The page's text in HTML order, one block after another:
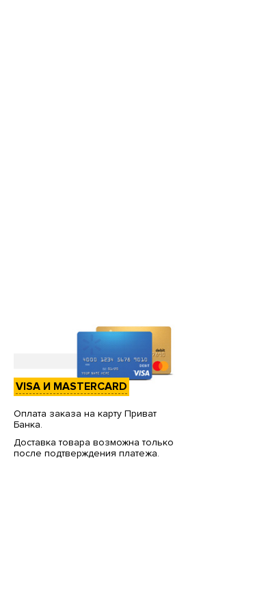
VISA И MASTERCARD
Оплата заказа на карту Приват
Банка.
Доставка товара возможна только
после подтверждения платежа.